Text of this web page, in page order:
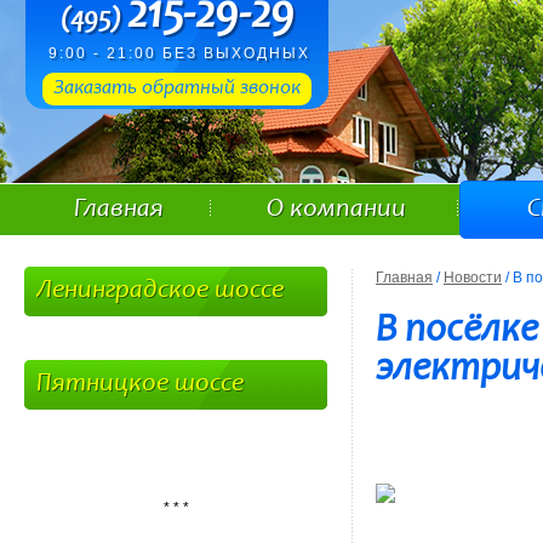
(495)215-29-29
9:00 - 21:00 БЕЗ ВЫХОДНЫХ
Заказать обратный звонок
Главная О компании
Главная / Новости / В
В
Ленинградское шоссе
Пятницкое шоссе
* * *